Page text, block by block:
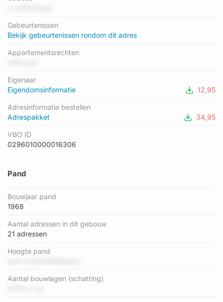
Gebeurtenissen
Bekijk gebeurtenissen rondom dit adres
Appartementsrechten
Eigenaar
Eigendomsinformatie
12,95
Adresinformatie bestellen
Adrespakket
34,95
VBO ID
0296010000016306
Pand
Bouwjaar pand
1968
Aantal adressen in dit gebouw
21 adressen
Hoogte pand
Aantal bouwlagen (schatting)